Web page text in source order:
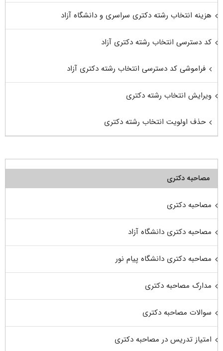
هزینه انتخاب رشته دکتری سراسری و دانشگاه آزاد
کد دسترسی انتخاب رشته دکتری آزاد
فراموشی کد دسترسی انتخاب رشته دکتری آزاد
ویرایش انتخاب رشته دکتری
حذف اولویت انتخاب رشته دکتری
مصاحبه دکتری
مصاحبه دکتری
مصاحبه دکتری دانشگاه آزاد
مصاحبه دکتری دانشگاه پیام نور
مدارک مصاحبه دکتری
سوالات مصاحبه دکتری
امتیاز تدریس در مصاحبه دکتری